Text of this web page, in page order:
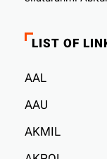
LIST OF
AAL
AAU
AKMIL